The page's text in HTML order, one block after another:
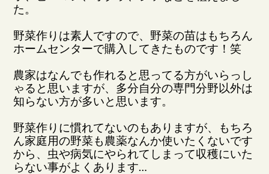
た。
野菜作りは素人ですので、野菜の苗はもちろん
ホームセンターで購入してきたものです！笑
農家はなんでも作れると思ってる方がいらっし
ゃると思いますが、多分自分の専門分野以外は
知らない方が多いと思います。
野菜作りに慣れてないのもありますが、もちろ
ん家庭用の野菜も農薬なんか使いたくないです
から、虫や病気にやられてしまって収穫にいた
らない事がよくあります…